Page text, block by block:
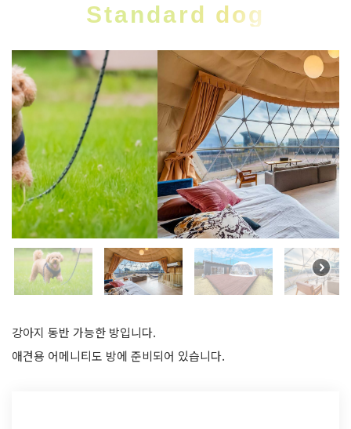
Standard dog
강아지 동반 가능한 방입니다.
애견용 어메니티도 방에 준비되어 있습니다.